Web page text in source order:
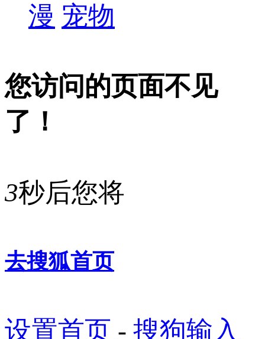
漫 宠物
您访问的页面不见
了！
3秒后您将
去搜狐首页
设置首页 - 搜狗输入